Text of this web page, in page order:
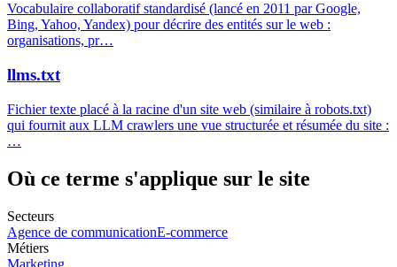
Vocabulaire collaboratif standardisé (lancé en 2011 par Google,
Bing, Yahoo, Yandex) pour décrire des entités sur le web :
organisations, pr…
llms.txt
Fichier texte placé à la racine d'un site web (similaire à robots.txt)
qui fournit aux LLM crawlers une vue structurée et résumée du site :
…
Où ce terme s'applique sur le site
Secteurs
Agence de communicationE-commerce
Métiers
Marketing